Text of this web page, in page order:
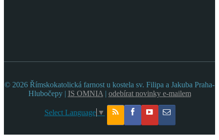
© 2026 Římskokatolická farnost u kostela sv. Filipa a Jakuba Praha-
Hlubočepy | IS OMNIA | odebírat novinky e-mailem
Select Language ▼